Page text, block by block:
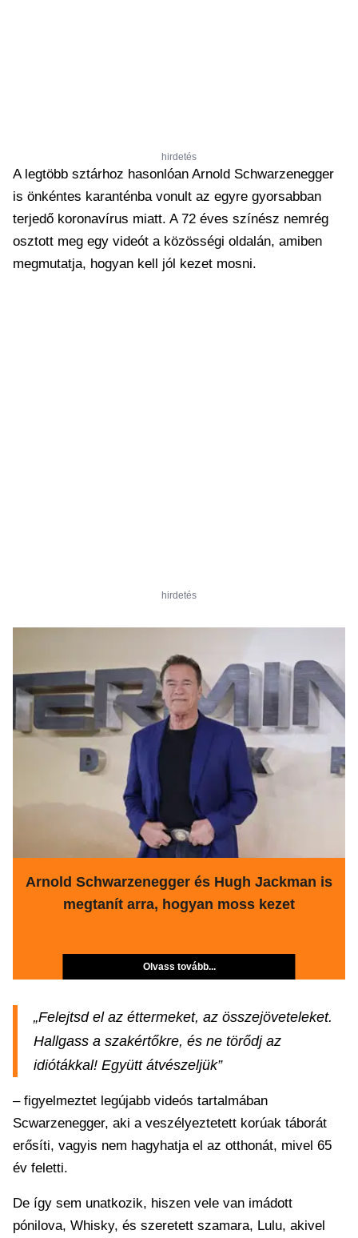
hirdetés
A legtöbb sztárhoz hasonlóan Arnold Schwarzenegger
is önkéntes karanténba vonult az egyre gyorsabban
terjedő koronavírus miatt. A 72 éves színész nemrég
osztott meg egy videót a közösségi oldalán, amiben
megmutatja, hogyan kell jól kezet mosni.
hirdetés
Arnold Schwarzenegger és Hugh Jackman is
megtanít arra, hogyan moss kezet
Olvass tovább...
„Felejtsd el az éttermeket, az összejöveteleket.
Hallgass a szakértőkre, és ne törődj az
idiótákkal! Együtt átvészeljük”
– figyelmeztet legújabb videós tartalmában
Scwarzenegger, aki a veszélyeztetett korúak táborát
erősíti, vagyis nem hagyhatja el az otthonát, mivel 65
év feletti.
De így sem unatkozik, hiszen vele van imádott
pónilova, Whisky, és szeretett szamara, Lulu, akivel